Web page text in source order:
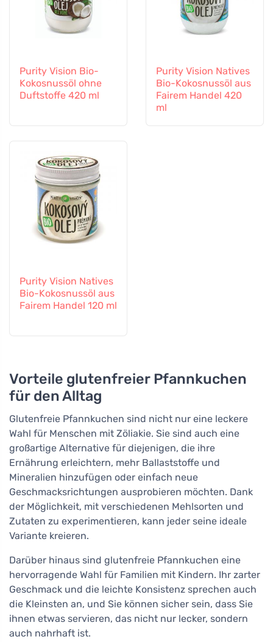
Purity Vision Bio-
Kokosnussöl ohne
Duftstoffe 420 ml
Purity Vision Natives
Bio-Kokosnussöl aus
Fairem Handel 420
ml
Purity Vision Natives
Bio-Kokosnussöl aus
Fairem Handel 120 ml
Vorteile glutenfreier Pfannkuchen
für den Alltag
Glutenfreie Pfannkuchen sind nicht nur eine leckere
Wahl für Menschen mit Zöliakie. Sie sind auch eine
großartige Alternative für diejenigen, die ihre
Ernährung erleichtern, mehr Ballaststoffe und
Mineralien hinzufügen oder einfach neue
Geschmacksrichtungen ausprobieren möchten. Dank
der Möglichkeit, mit verschiedenen Mehlsorten und
Zutaten zu experimentieren, kann jeder seine ideale
Variante kreieren.
Darüber hinaus sind glutenfreie Pfannkuchen eine
hervorragende Wahl für Familien mit Kindern. Ihr zarter
Geschmack und die leichte Konsistenz sprechen auch
die Kleinsten an, und Sie können sicher sein, dass Sie
ihnen etwas servieren, das nicht nur lecker, sondern
auch nahrhaft ist.